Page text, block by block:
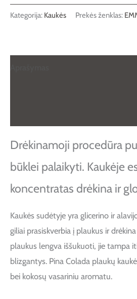
Kategorija: Kaukės Prekės ženklas:
Drėkinamoji procedūra
būklei palaikyti. Kaukėje
koncentratas drėkina ir
Kaukės sudėtyje yra glicerino ir
giliai prasiskverbia į plaukus ir
plaukus lengva iššukuoti, jie tampa
blizgantys. Pina Colada plaukų
bei kokosų vasariniu aromatu.